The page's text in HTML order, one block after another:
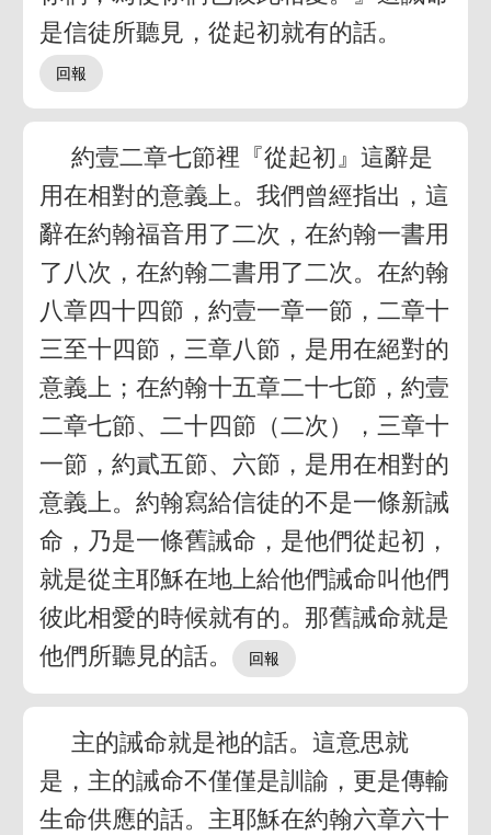
是信徒所聽見，從起初就有的話。
約壹二章七節裡『從起初』這辭是
用在相對的意義上。我們曾經指出，這
辭在約翰福音用了二次，在約翰一書用
了八次，在約翰二書用了二次。在約翰
八章四十四節，約壹一章一節，二章十
三至十四節，三章八節，是用在絕對的
意義上；在約翰十五章二十七節，約壹
二章七節、二十四節（二次），三章十
一節，約貳五節、六節，是用在相對的
意義上。約翰寫給信徒的不是一條新誡
命，乃是一條舊誡命，是他們從起初，
就是從主耶穌在地上給他們誡命叫他們
彼此相愛的時候就有的。那舊誡命就是
他們所聽見的話。
主的誡命就是祂的話。這意思就
是，主的誡命不僅僅是訓諭，更是傳輸
生命供應的話。主耶穌在約翰六章六十